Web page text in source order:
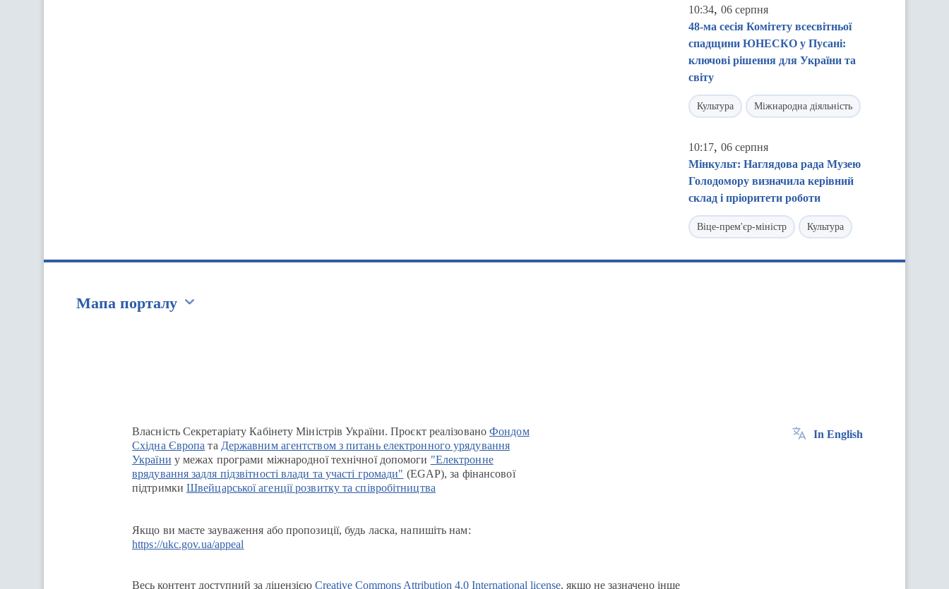
10:34, 06 серпня
48-ма сесія Комітету всесвітньої
спадщини ЮНЕСКО у Пусані:
ключові рішення для України та
світу
Культура Міжнародна діяльність
10:17, 06 серпня
Мінкульт: Наглядова рада Музею
Голодомору визначила керівний
склад і пріоритети роботи
Віце-прем'єр-міністр Культура
Мапа порталу
Власність Секретаріату Кабінету Міністрів України. Проєкт реалізованоФондом
Східна Європа та Державним агентством з питань електронного урядування
України у межах програми міжнародної технічної допомоги "Електронне
врядування задля підзвітності влади та участі громади" (EGAP), за фінансової
підтримки Швейцарської агенції розвитку та співробітництва
Якщо ви маєте зауваження або пропозиції, будь ласка, напишіть нам:
https://ukc.gov.ua/appeal
In English
Весь контент доступний за ліцензією Creative Commons Attribution 4.0 International license, якщо не зазначено інше